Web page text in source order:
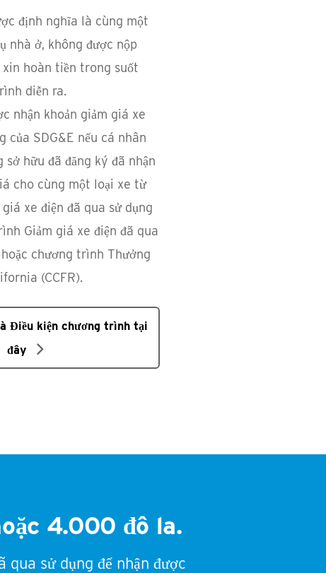
định nghĩa là cùng một
nhà ở, không được nộp
hoàn tiền trong suốt
diễn ra.
nhận khoản giảm giá xe
của SDG&E nếu cá nhân
sở hữu đã đăng ký đã nhận
cho cùng một loại xe từ
xe điện đã qua sử dụng
Giảm giá xe điện đã qua
chương trình Thưởng
(CCFR).
Điều kiện chương trình tại
đây
4.000 đô la.
sử dụng để nhận được